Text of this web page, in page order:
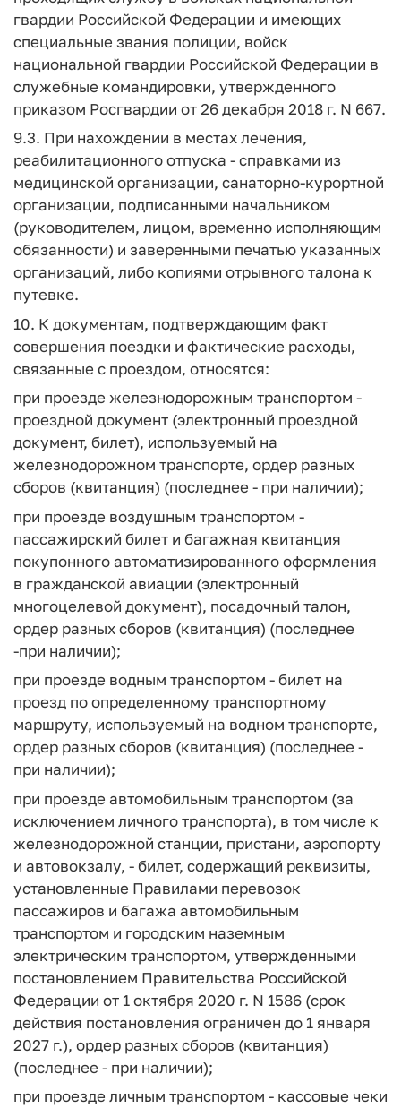
гвардии Российской Федерации и имеющих
специальные звания полиции, войск
национальной гвардии Российской Федерации в
служебные командировки, утвержденного
приказом Росгвардии от 26 декабря 2018 г. N 667.
9.3. При нахождении в местах лечения,
реабилитационного отпуска - справками из
медицинской организации, санаторно-курортной
организации, подписанными начальником
(руководителем, лицом, временно исполняющим
обязанности) и заверенными печатью указанных
организаций, либо копиями отрывного талона к
путевке.
10. К документам, подтверждающим факт
совершения поездки и фактические расходы,
связанные с проездом, относятся:
при проезде железнодорожным транспортом -
проездной документ (электронный проездной
документ, билет), используемый на
железнодорожном транспорте, ордер разных
сборов (квитанция) (последнее - при наличии);
при проезде воздушным транспортом -
пассажирский билет и багажная квитанция
покупонного автоматизированного оформления
в гражданской авиации (электронный
многоцелевой документ), посадочный талон,
ордер разных сборов (квитанция) (последнее
-при наличии);
при проезде водным транспортом - билет на
проезд по определенному транспортному
маршруту, используемый на водном транспорте,
ордер разных сборов (квитанция) (последнее -
при наличии);
при проезде автомобильным транспортом (за
исключением личного транспорта), в том числе к
железнодорожной станции, пристани, аэропорту
и автовокзалу, - билет, содержащий реквизиты,
установленные Правилами перевозок
пассажиров и багажа автомобильным
транспортом и городским наземным
электрическим транспортом, утвержденными
постановлением Правительства Российской
Федерации от 1 октября 2020 г. N 1586 (срок
действия постановления ограничен до 1 января
2027 г.), ордер разных сборов (квитанция)
(последнее - при наличии);
при проезде личным транспортом - кассовые чеки